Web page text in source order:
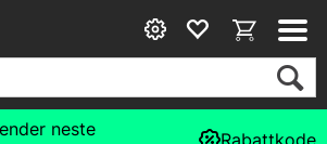
neste
Rabattkode